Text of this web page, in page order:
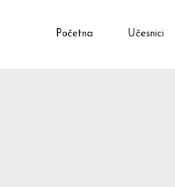
Početna Učesnici